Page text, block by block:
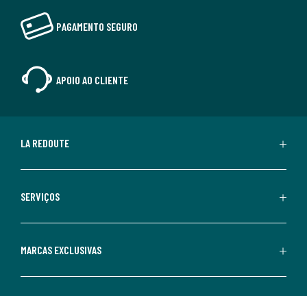
PAGAMENTO SEGURO
APOIO AO CLIENTE
LA REDOUTE
SERVIÇOS
MARCAS EXCLUSIVAS